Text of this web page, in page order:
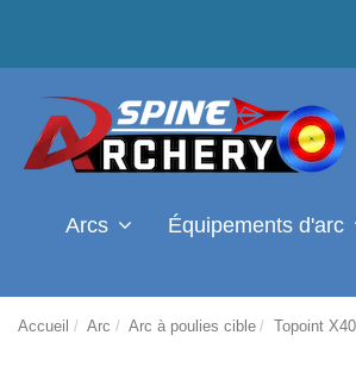
Arcs Équipements d'arc
Accueil Arc Arc à poulies cible Topoint